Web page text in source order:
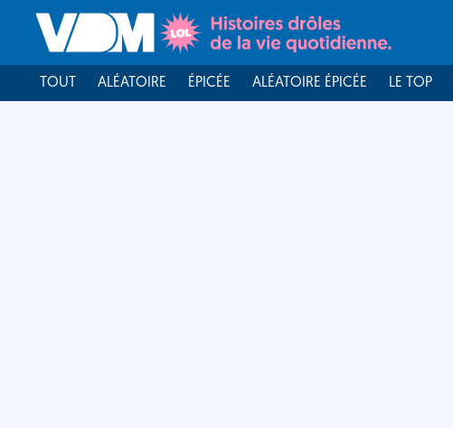
TOUT ALÉATOIRE ÉPICÉE ALÉATOIRE ÉPICÉE LE TOP